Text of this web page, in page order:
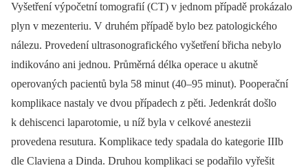
Vyšetření výpočetní tomografií (CT) v jednom případě prokázalo
plyn v mezenteriu. V druhém případě bylo bez patologického
nálezu. Provedení ultrasonografického vyšetření břicha nebylo
indikováno ani jednou. Průměrná délka operace u akutně
operovaných pacientů byla 58 minut (40–95 minut). Pooperační
komplikace nastaly ve dvou případech z pěti. Jedenkrát došlo
k dehiscenci laparotomie, u níž byla v celkové anestezii
provedena resutura. Komplikace tedy spadala do kategorie IIIb
dle Claviena a Dinda. Druhou komplikaci se podařilo vyřešit